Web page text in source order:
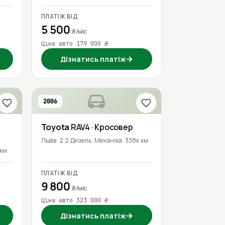
ПЛАТІЖ ВІД
5 500 ₴/міс
Ціна авто 179 000 ₴
Дізнатись платіж→
2006
Toyota RAV4 · Кросовер
Львів 2.2 Дизель Механіка 338к км
ПЛАТІЖ ВІД
9 800 ₴/міс
Ціна авто 323 000 ₴
Дізнатись платіж→